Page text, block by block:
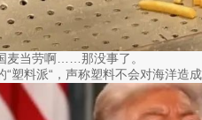
麦当劳啊……那没事了。
塑料派“，声称塑料不会对海洋造